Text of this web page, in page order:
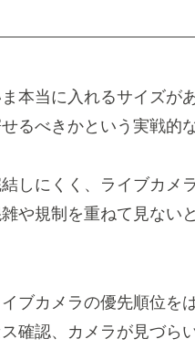
本当に入れるサイズが
るべきかという実戦的
しにくく、ライブカメ
や規制を重ねて見ない
ブカメラの優先順位を
確認、カメラが見づら